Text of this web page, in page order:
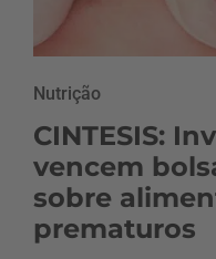
Nutrição
CINTESIS:
vencem
sobre
prematuros